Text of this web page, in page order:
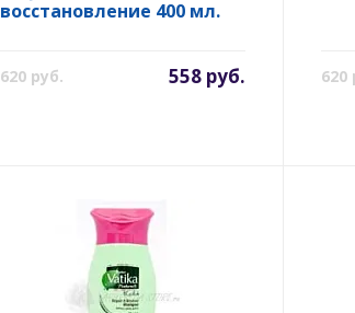
восстановление 400 мл.
620 руб. 558 руб. 620